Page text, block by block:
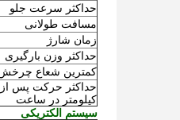
حداکثر سرعت جلو
مسافت طولانی
زمان شارژ
حداکثر وزن بارگیری
کمترین شعاع
کیلومتر در ساعت
سیستم الکتریکی